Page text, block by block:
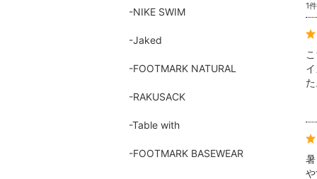
1
NIKE SWIM
Jaked
FOOTMARK NATURAL
RAKUSACK
Table with
FOOTMARK BASEWEAR